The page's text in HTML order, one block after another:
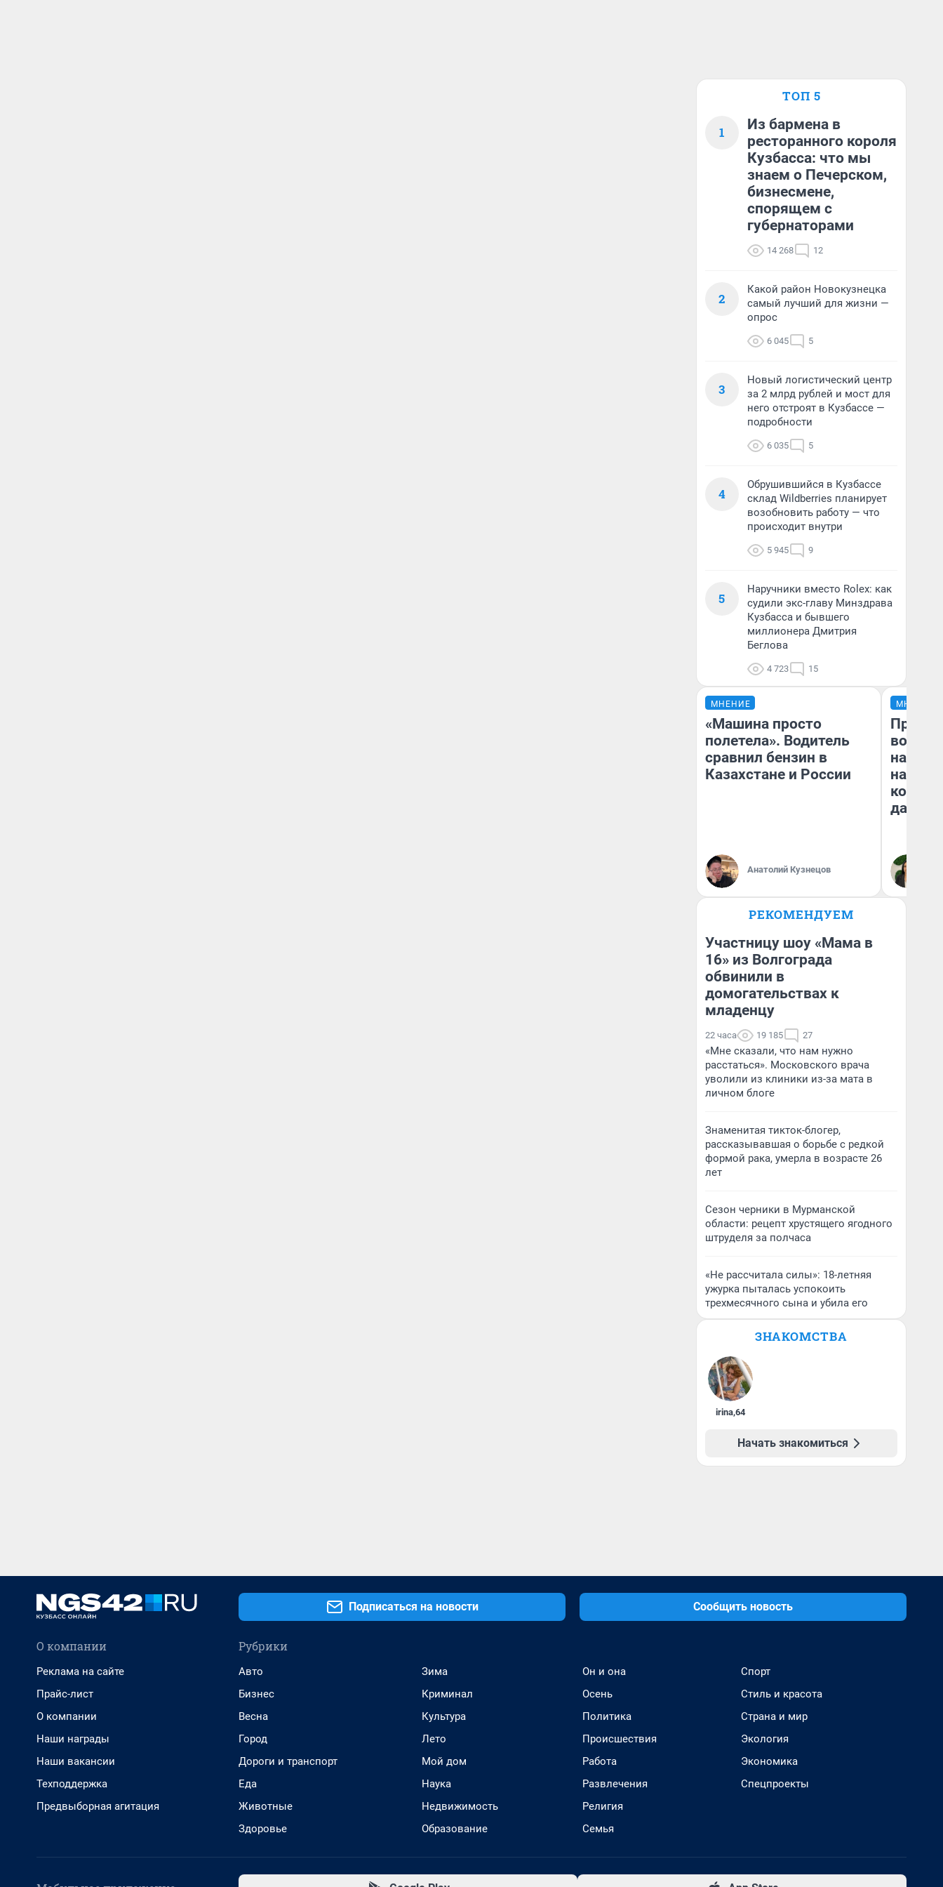
ТОП 5
1
Из бармена в
ресторанного короля
Кузбасса: что мы
знаем о Печерском,
бизнесмене,
спорящем с
губернаторами
14 268 12
2
Какой район Новокузнецка
самый лучший для жизни —
опрос
6 045 5
3
Новый логистический центр
за 2 млрд рублей и мост для
него отстроят в Кузбассе —
подробности
6 035 5
4
Обрушившийся в Кузбассе
склад Wildberries планирует
возобновить работу — что
происходит внутри
5 945 9
5
Наручники вместо Rolex: как
судили экс-главу Минздрава
Кузбасса и бывшего
миллионера Дмитрия
Беглова
4 723 15
МНЕНИЕ
«Машина просто
полетела». Водитель
сравнил бензин в
Казахстане и России
Анатолий Кузнецов
МНЕНИЕ
нам
даже
РЕКОМЕНДУЕМ
Участницу шоу «Мама в
16» из Волгограда
обвинили в
домогательствах к
младенцу
22 часа 19 185 27
«Мне сказали, что нам нужно
расстаться». Московского врача
уволили из клиники из-за мата в
личном блоге
Знаменитая тикток-блогер,
рассказывавшая о борьбе с редкой
формой рака, умерла в возрасте 26
лет
Сезон черники в Мурманской
области: рецепт хрустящего ягодного
штруделя за полчаса
«Не рассчитала силы»: 18-летняя
ужурка пыталась успокоить
трехмесячного сына и убила его
ЗНАКОМСТВА
irina,64
Начать знакомиться
Подписаться на новости Сообщить новость
О компании
Реклама на сайте
Прайс-лист
О компании
Наши награды
Наши вакансии
Техподдержка
Предвыборная агитация
Рубрики
Авто
Бизнес
Весна
Город
Дороги и транспорт
Еда
Животные
Здоровье
Зима
Криминал
Культура
Лето
Мой дом
Наука
Недвижимость
Образование
Он и она
Осень
Политика
Происшествия
Работа
Развлечения
Религия
Семья
Спорт
Стиль и красота
Страна и мир
Экология
Экономика
Спецпроекты